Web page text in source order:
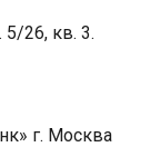
5/26, кв. 3.
г. Москва